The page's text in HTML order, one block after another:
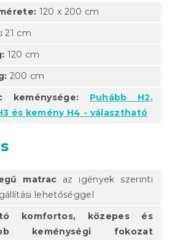
120 x 200 cm
21 cm
120 cm
200 cm
keménysége: Puhább H2,
és kemény H4 - választható
matrac az igények szerinti
lehetőséggel
komfortos, közepes és
keménységi fokozat